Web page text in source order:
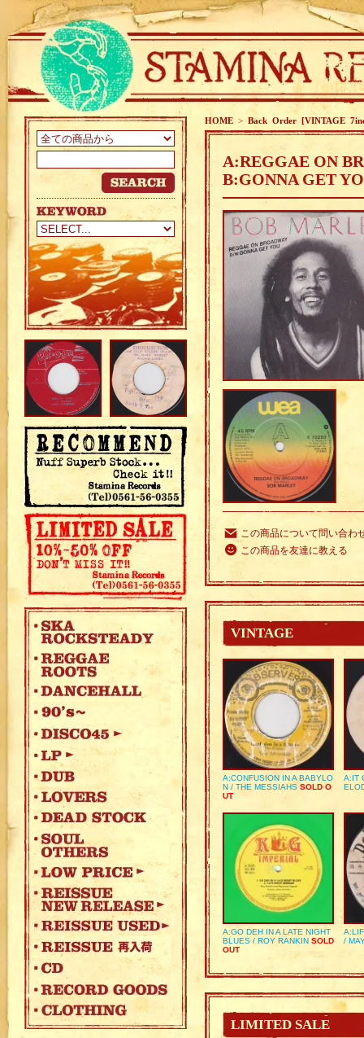
HOME > Back Order [VINTAGE
A:REGGAE ON
B:GONNA GET
この商品について問い合わ
この商品を友達に教える
VINTAGE
A:CONFUSION IN A BABYLO
N / THE MESSIAHS SOLD O
UT
A:IT
A:GO DEH IN A LATE NIGHT
BLUES / ROY RANKIN SOLD
OUT
/
LIMITED SALE